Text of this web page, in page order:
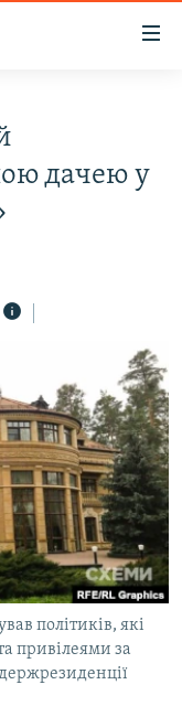
дачею у
політиків, які
привілеями за